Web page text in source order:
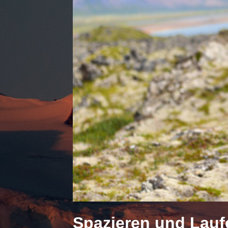
Spazieren und